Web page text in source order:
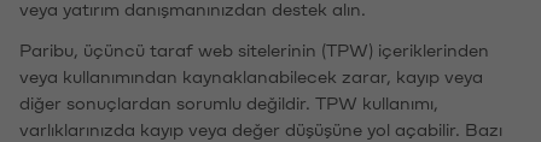
veya yatırım danışmanınızdan destek alın.
Paribu, üçüncü taraf web sitelerinin (TPW) içeriklerinden
veya kullanımından kaynaklanabilecek zarar, kayıp veya
diğer sonuçlardan sorumlu değildir. TPW kullanımı,
varlıklarınızda kayıp veya değer düşüşüne yol açabilir. Bazı